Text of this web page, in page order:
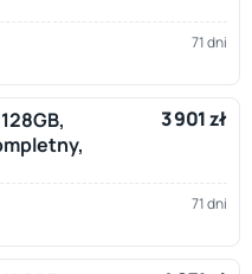
71 dni
3 901 zł
71 dni